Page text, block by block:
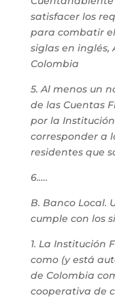
satisfacer los
para combatir
siglas en inglés,
Colombia
5. Al menos un
de las Cuentas
por la
corresponder a
residentes que
6.….
B. Banco Local.
cumple con los
1. La Institución
como (y está
de Colombia
cooperativa de